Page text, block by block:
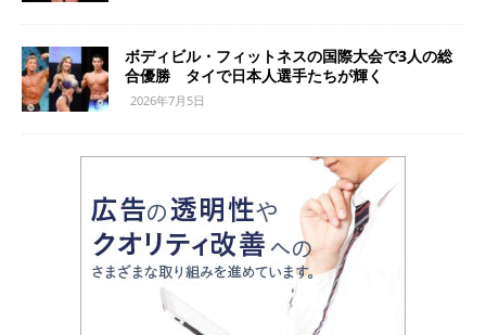
ボディビル・フィットネスの国際大会で3人の総
合優勝 タイで日本人選手たちが輝く
2026年7月5日